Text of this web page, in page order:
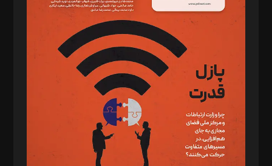
د‌بیر حقوق فناوری: حسام‌الدین ایپکچی
د‌بیر پیوست جهان: مینا پاکدل
د‌بیر تحریریه آنلاین: بابک نقاش
تحریریه‌: مجتبی محمود‌ی، آرش برهمند، یسنا امان‌پور، سروش کرمیان،
مصطفی مسجدی آرانی، ابوالفضل رجبی، زهرا فکرانه، فائزه فتحی
رستمی،مصطفی باستان
ویرایش: نگار استاد‌‌آقا
طراح یونیفرم: مجید توکلی
فیلمبرداری و عکاسی: امیر شفیعی، مانی لطفی زاده
گرافیک و صفحه‌آرایی: سید‌سبحان‌علی ثابت